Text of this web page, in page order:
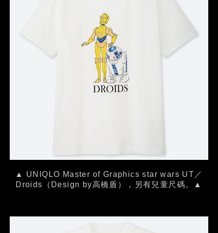
▲ UNIQLO Master of Graphics star wars UT／
Droids（Design by高橋盾），另有兒童尺碼。▲